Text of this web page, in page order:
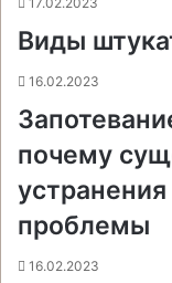
Виды
16.02.2023
почему
проблемы
16.02.2023